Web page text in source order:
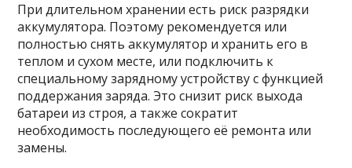
При длительном хранении есть риск разрядки
аккумулятора. Поэтому рекомендуется или
полностью снять аккумулятор и хранить его в
теплом и сухом месте, или подключить к
специальному зарядному устройству с функцией
поддержания заряда. Это снизит риск выхода
батареи из строя, а также сократит
необходимость последующего её ремонта или
замены.